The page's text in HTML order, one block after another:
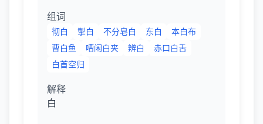
组词
彻白 掣白 不分皂白 东白
本白布
曹白鱼
嘈闲白夹 辨白
赤口白舌
白首空归
解释
白